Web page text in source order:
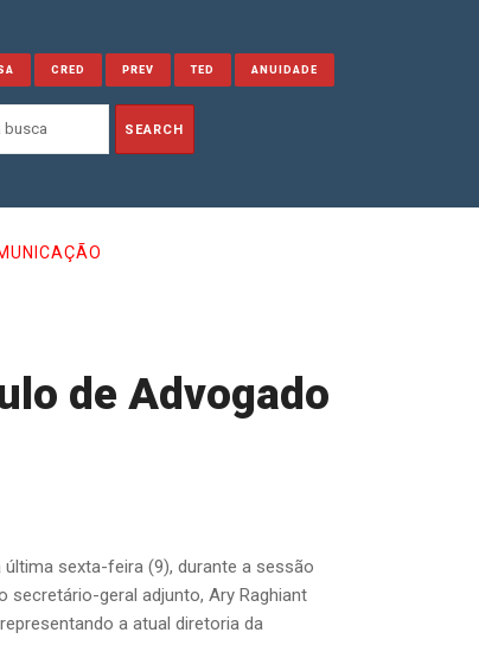
CRED PREV TED ANUIDADE
de Advogado
sexta-feira (9), durante a sessão
secretário-geral adjunto, Ary Raghiant
a atual diretoria da